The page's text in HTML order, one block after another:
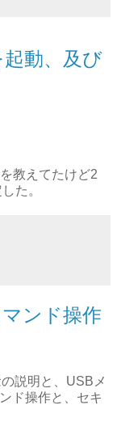
動、及び
教えてたけど2
た。
ンド操作
説明と、USBメ
ド操作と、セキ